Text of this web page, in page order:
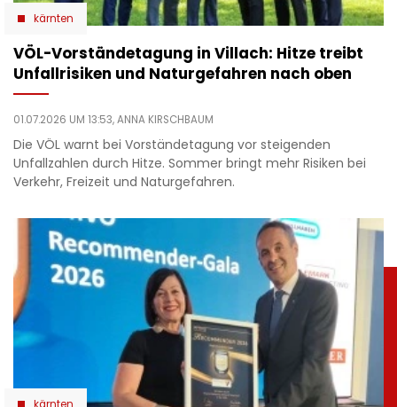
kärnten
VÖL-Vorständetagung in Villach: Hitze treibt
Unfallrisiken und Naturgefahren nach oben
01.07.2026 UM 13:53,ANNA KIRSCHBAUM
Die VÖL warnt bei Vorständetagung vor steigenden
Unfallzahlen durch Hitze. Sommer bringt mehr Risiken bei
Verkehr, Freizeit und Naturgefahren.
kärnten